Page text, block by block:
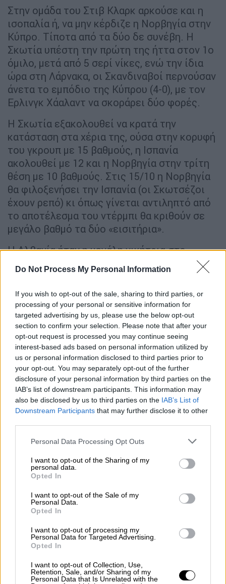
Do Not Process My Personal Information
If you wish to opt-out of the sale, sharing to third parties, or
processing of your personal or sensitive information for
targeted advertising by us, please use the below opt-out
section to confirm your selection. Please note that after your
opt-out request is processed you may continue seeing
interest-based ads based on personal information utilized by
us or personal information disclosed to third parties prior to
your opt-out. You may separately opt-out of the further
disclosure of your personal information by third parties on the
IAB’s list of downstream participants. This information may
also be disclosed by us to third parties on the IAB’s List of
Downstream Participants that may further disclose it to other
Please note that this website/app uses one or more Google
not limited to your visit or usage behaviour. You may click to
grant or deny consent to Google and its third-party tags to
use your data for below specified purposes in below Google
consent section.
Personal Data Processing Opt Outs
I want to opt-out of the Sharing of my
personal data.
Opted In
I want to opt-out of the Sale of my
Personal Data.
Opted In
I want to opt-out of processing my
Personal Data for Targeted Advertising.
Opted In
I want to opt-out of Collection, Use,
Retention, Sale, and/or Sharing of my
Personal Data that Is Unrelated with the
Στην ομάδα του Στιβ Κλαρκ αρκούσε και η
ισοπαλία ή, να μην κέρδιζε η Νορβηγία στην
Κύπρο. Τίποτα από τα δύο δε συνέβη. Η
Σκωτία υπέστη την πρώτη της ήττα στον 1ο
όμιλο, μετά από 5 σερί νίκες, ενώ την ίδια
ώρα στη Λάρνακα, οι Σκανδιναβοί περνούσαν
άνετα το εμπόδιο της Κύπρου (4-0), με τον
Ερλινγκ Χάαλαντ να σκοράρει δύο φορές.
Η Σκωτία εξακολουθεί να κρατά την
κατάσταση στα χέρια της, ούσα στην κορυφή
του γκρουπ με 15 βαθμούς, η Ισπανία
ακολουθεί με 12 και η Νορβηγία στην τρίτη
θέση με 10 βαθμούς. Στις 15/10 η Νορβηγία
θα φιλοξενήσει την Ισπανία (οι Σκωτσέζοι
έχουν ρεπό) κι όπως γίνεται αντιληπτό από
το αποτέλεσμα του ντέρμπι θα κριθούν σε
μεγάλο βαθμό τα δύο «εισιτήρια».
Η Αλβανία ήταν η μεγάλη νικήτρια στο
ντέρμπι του 5ου ομίλου με την Τσεχία (3-0)
και παραμένει το «αφεντικό» για την
απευθείας πρόκριση στους τελικούς του
Euro, ενώ και η Πολωνία με το «διπλό» επί
των Νήσων Φερόε στο ίδιο γκρουπ (2-0)
ανέβηκε στη δεύτερη θέση και κρατά την
τύχη στα χέρια της.
Τεράστιο «διπλό» που τη φέρνει «αγκαλιά»
με την απευθείας πρόκριση στα τελικά του
Euro πέτυχε το Όσιγιεκ η Τουρκία, με 1-0 επί
της Κροατίας, στο ντεμπούτο του Βιτσέντσο
Μοντέλα στο πάγκο των Τούρκων. Το
«χρυσό» γκολ πέτυχε ο Γιλμάζ στο πρώτο
ημίχρονο, υποχρεώνοντας την «Χρβάτσκα»
στην πρώτη της ήττα στο γκρουπ. Μάλιστα,
με αυτή την εξέλιξη, κι εφόσον η Τουρκία
προκριθεί απευθείας στο Euro, θα
αποφευχθεί η πιθανή μάχη με την Ελλάδα στα
πλέι οφ (εφόσον δεν προκριθεί απ' τη
1ος όμιλος
Κύπρος-Νορβηγία 0-4 (33΄ Σόρλοτ,
65΄,72΄ Χάαλαντ, 81΄ Αουρσνες)